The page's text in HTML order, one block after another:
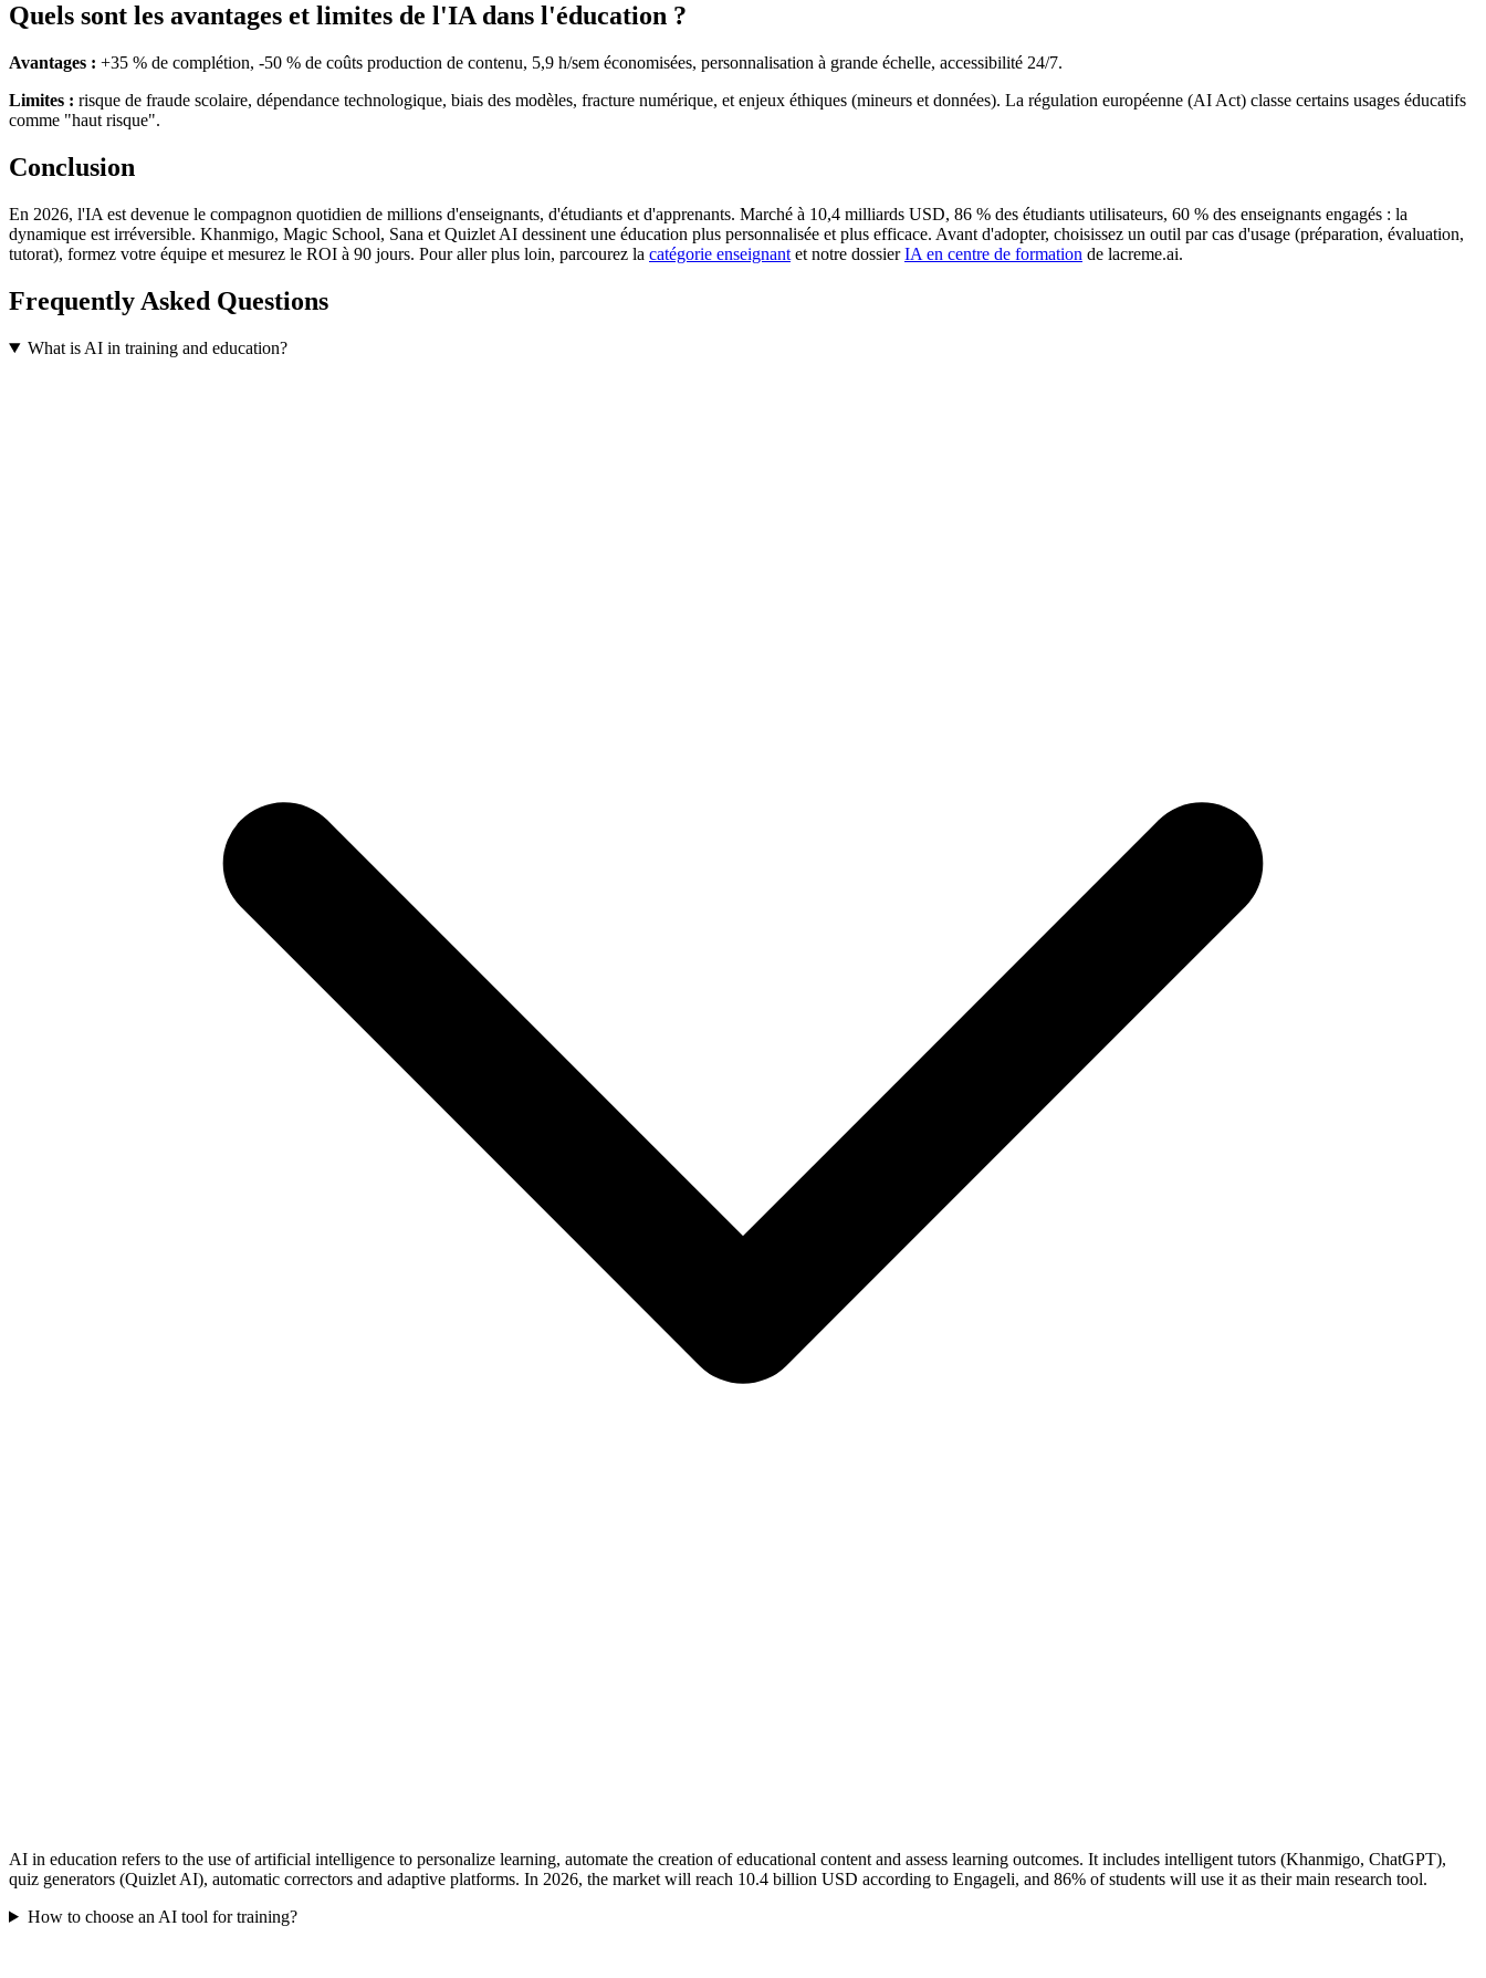
Quels sont les avantages et limites de l'IA dans l'éducation ?
Avantages : +35 % de complétion, -50 % de coûts production de contenu, 5,9 h/sem économisées, personnalisation à grande échelle, accessibilité 24/7.
Limites : risque de fraude scolaire, dépendance technologique, biais des modèles, fracture numérique, et enjeux éthiques (mineurs et données). La régulation européenne (AI Act) classe certains usages éducatifs
comme "haut risque".
Conclusion
En 2026, l'IA est devenue le compagnon quotidien de millions d'enseignants, d'étudiants et d'apprenants. Marché à 10,4 milliards USD, 86 % des étudiants utilisateurs, 60 % des enseignants engagés : la
dynamique est irréversible. Khanmigo, Magic School, Sana et Quizlet AI dessinent une éducation plus personnalisée et plus efficace. Avant d'adopter, choisissez un outil par cas d'usage (préparation, évaluation,
tutorat), formez votre équipe et mesurez le ROI à 90 jours. Pour aller plus loin, parcourez la catégorie enseignant et notre dossierIA en centre de formation de lacreme.ai.
Frequently Asked Questions
What is AI in training and education?
AI in education refers to the use of artificial intelligence to personalize learning, automate the creation of educational content and assess learning outcomes. It includes intelligent tutors (Khanmigo, ChatGPT),
quiz generators (Quizlet AI), automatic correctors and adaptive platforms. In 2026, the market will reach 10.4 billion USD according to Engageli, and 86% of students will use it as their main research tool.
How to choose an AI tool for training?